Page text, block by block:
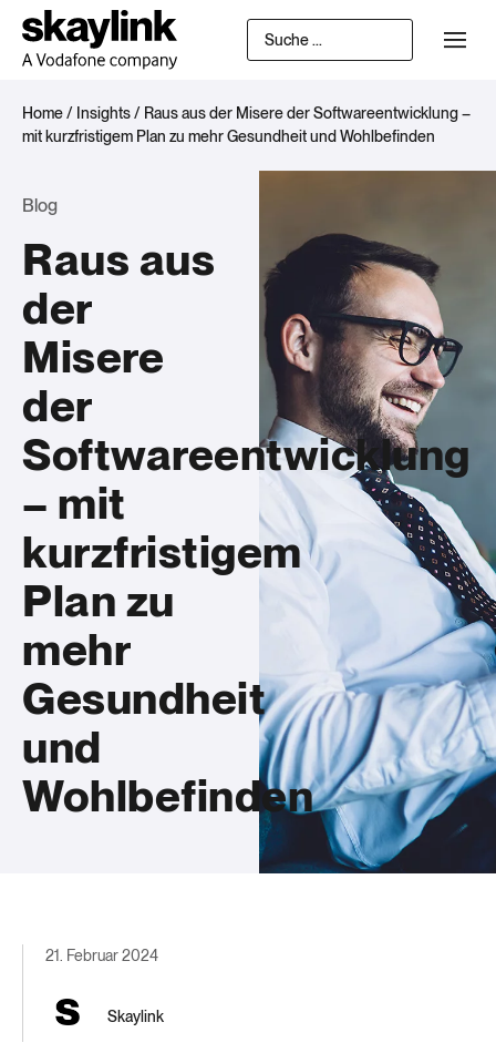
Home/ Insights/ Raus aus der Misere der Softwareentwicklung –
mit kurzfristigem Plan zu mehr Gesundheit und Wohlbefinden
Blog
Raus aus
der
Misere
der
Softwareentwicklung
– mit
kurzfristigem
Plan zu
mehr
Gesundheit
und
Wohlbefinden
21. Februar 2024
Skaylink